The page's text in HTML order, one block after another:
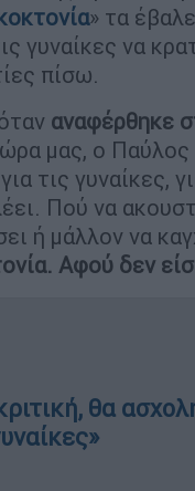
» τα
γυναίκες να
πίσω.
αναφέρθηκε
μας, ο Παύλος
τις γυναίκες,
Πού να
ή μάλλον να
Αφού δεν
θα